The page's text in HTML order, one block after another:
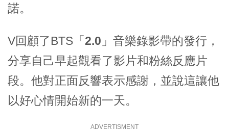
諾。
V回顧了BTS 「2.0」 音樂錄影帶的發行，
分享自己早起觀看了影片和粉絲反應片
段。他對正面反響表示感謝，並說這讓他
以好心情開始新的一天。
ADVERTISMENT